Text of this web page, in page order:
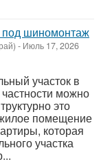
под шиномонтаж
- Июль 17, 2026
участок в
можно
это
помещение
которая
участка